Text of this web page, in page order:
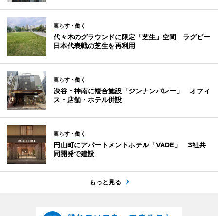
暮らす・働く
代々木のグラウンドに限定「芝生」空間 ラグビー
日本代表戦の芝生を再利用
暮らす・働く
渋谷・神南に複合施設「ジンナンバレー」 オフィ
ス・店舗・ホテル併設
暮らす・働く
円山町にアパートメントホテル「VADE」 3社共
同開発で建設
もっと見る